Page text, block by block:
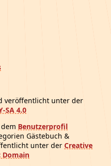
veröffentlicht unter der
SA 4.0
Benutzerprofil
Gästebuch &
unter der Creative
Domain